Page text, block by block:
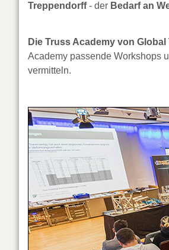
Treppendorff- der Bedarf an
Die Truss Academy von Global
Academy passende Workshops
vermitteln.